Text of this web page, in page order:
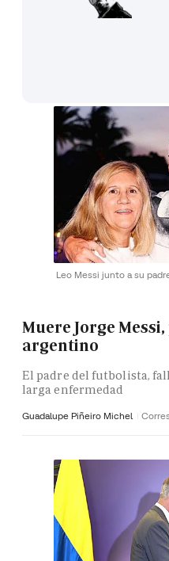
Leo Messi junto a su
Muere Jorge
argentino
El padre del futbolista,
larga enfermedad
Guadalupe Piñeiro Michel